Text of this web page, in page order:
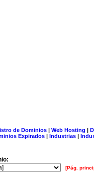
de Dominios| Web Hosting |
Expirados | Industrias |
[Pág.